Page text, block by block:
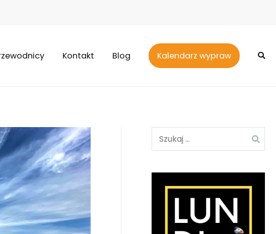
Kontakt Blog Kalendarz wypraw